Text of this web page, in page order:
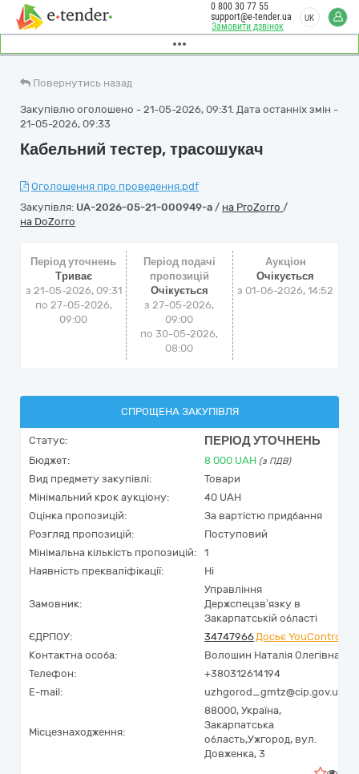
Замовити дзвінок
0 800 30 77 55
support@e-tender.ua
UK
Повернутись назад
Закупівлю оголошено - 21-05-2026, 09:31. Дата останніх змін -
21-05-2026, 09:33
Кабельний тестер, трасошукач
Оголошення про проведення.pdf
Закупівля: UA-2026-05-21-000949-a / на ProZorro /
на DoZorro
Період уточнень
Триває
з 21-05-2026, 09:31
по 27-05-2026,
09:00
Період подачі
пропозицій
Очікується
з 27-05-2026,
09:00
по 30-05-2026,
08:00
Аукціон
Очікується
з 01-06-2026, 14:52
СПРОЩЕНА ЗАКУПІВЛЯ
Статус: ПЕРІОД УТОЧНЕНЬ
Бюджет: 8 000 UAH (з ПДВ)
Вид предмету закупівлі:
Товари
Мінімальний крок аукціону:
40 UAH
Оцінка пропозицій:
За вартістю придбання
Розгляд пропозицій:
Поступовий
Мінімальна кількість пропозицій:
1
Наявність прекваліфікації:
Ні
Замовник:
Управління
Держспецзв’язку в
Закарпатській області
ЄДРПОУ:
34747966Досьє YouControl
Контактна особа:
Волошин Наталія Олегівна
Телефон:
+380312614194
E-mail:
uzhgorod_gmtz@cip.gov.ua
Місцезнаходження:
88000, Україна,
Закарпатська
область,Ужгород, вул.
Довженка, 3